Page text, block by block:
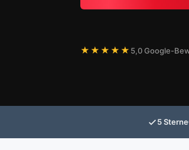
★★★★★ 5,0 Google-
5 Sterne